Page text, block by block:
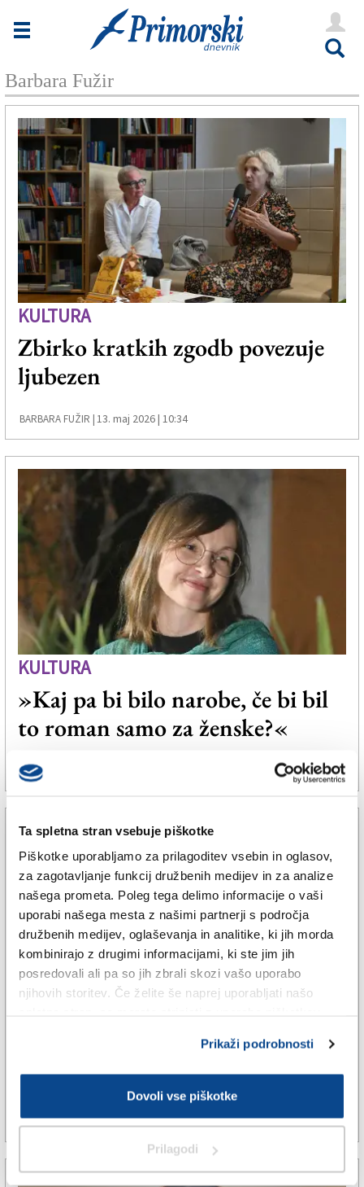
Ta spletna stran vsebuje piškotke
Piškotke uporabljamo za prilagoditev vsebin in oglasov,
za zagotavljanje funkcij družbenih medijev in za analize
našega prometa. Poleg tega delimo informacije o vaši
uporabi našega mesta z našimi partnerji s področja
družbenih medijev, oglaševanja in analitike, ki jih morda
kombinirajo z drugimi informacijami, ki ste jim jih
posredovali ali pa so jih zbrali skozi vašo uporabo
njihovih storitev. Če želite še naprej uporabljati našo
Prikaži podrobnosti
Dovoli vse piškotke
Prilagodi
Novice
Goriška
Kultura
Šport
Še
Vreme
V Kioskih
Oglasi
Založnik
Zadruga PD
Naročnine
Barbara Fužir
KULTURA
Zbirko kratkih zgodb povezuje
ljubezen
BARBARA FUŽIR |13. maj 2026 | 10:34
KULTURA
»Kaj pa bi bilo narobe, če bi bil
to roman samo za ženske?«
BARBARA FUŽIR |
»Vi ste potomstvo Zarje«
BARBARA FUŽIR |2. sep. 2023 | 8:33